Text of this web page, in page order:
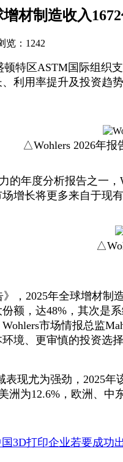
材制造收入
览：1242
特区ASTM国际组织支
利用率提升及投资趋
△Wohlers 2026年报
年度分析报告之一，
增长将更多来自于现
2025年全球增材制造
额，达48%，其次是
Wohlers市场情报总监
境、更审慎的投资选
表现尤为强劲，2025
洲为12.6%，欧洲、中
3D打印企业若要成功